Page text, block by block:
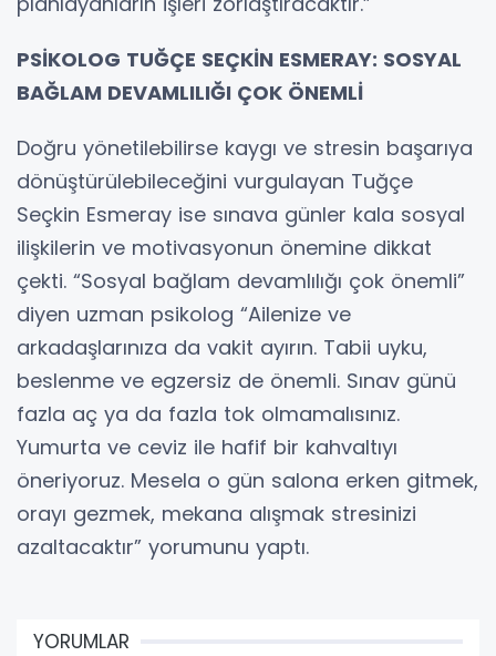
PSİKOLOG TUĞÇE SEÇKİN ESMERAY: SOSYAL
BAĞLAM DEVAMLILIĞI ÇOK ÖNEMLİ
Doğru yönetilebilirse kaygı ve stresin başarıya
dönüştürülebileceğini vurgulayan Tuğçe
Seçkin Esmeray ise sınava günler kala sosyal
ilişkilerin ve motivasyonun önemine dikkat
çekti. “Sosyal bağlam devamlılığı çok önemli”
diyen uzman psikolog “Ailenize ve
arkadaşlarınıza da vakit ayırın. Tabii uyku,
beslenme ve egzersiz de önemli. Sınav günü
fazla aç ya da fazla tok olmamalısınız.
Yumurta ve ceviz ile hafif bir kahvaltıyı
öneriyoruz. Mesela o gün salona erken gitmek,
orayı gezmek, mekana alışmak stresinizi
azaltacaktır” yorumunu yaptı.
YORUMLAR